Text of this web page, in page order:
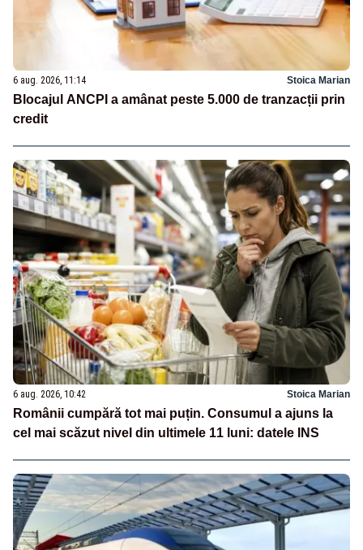
6 aug. 2026, 11:14 Stoica Marian
Blocajul ANCPI a amânat peste 5.000 de tranzacții prin
credit
6 aug. 2026, 10:42 Stoica Marian
Românii cumpără tot mai puțin. Consumul a ajuns la
cel mai scăzut nivel din ultimele 11 luni: datele INS